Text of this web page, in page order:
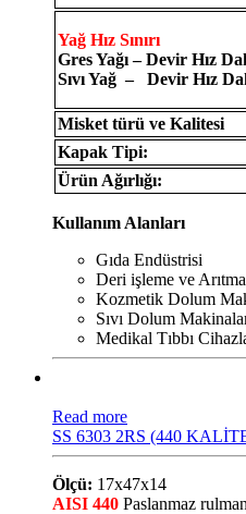
Yağ Hız Sınırı
Gres Yağı – Devir Hız
Sıvı Yağ – Devir Hız
Misket türü ve Kalitesi
Kapak Tipi:
Ürün Ağırlığı:
Kullanım Alanları
Gıda Endüstrisi
Deri işleme ve
Kozmetik Dolum
Sıvı Dolum
Medikal Tıbbı
Read more
SS 6303 2RS (440
Ölçü: 17x47x14
AISI 440 Paslanmaz